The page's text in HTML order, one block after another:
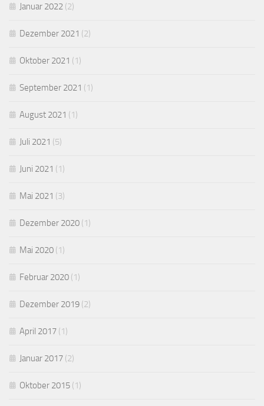
Januar 2022 (2)
Dezember 2021 (2)
Oktober 2021 (1)
September 2021 (1)
August 2021 (1)
Juli 2021 (5)
Juni 2021 (1)
Mai 2021 (3)
Dezember 2020 (1)
Mai 2020 (1)
Februar 2020 (1)
Dezember 2019 (2)
April 2017 (1)
Januar 2017 (2)
Oktober 2015 (1)